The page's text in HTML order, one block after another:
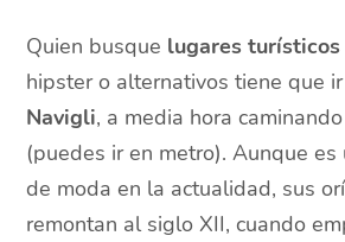
Quien busque lugares
hipster o alternativos tiene que
Navigli, a media hora
(puedes ir en metro). Aunque es
de moda en la actualidad, sus
remontan al siglo XII, cuando